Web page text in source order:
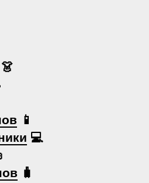
👗
📱
💻
🧳